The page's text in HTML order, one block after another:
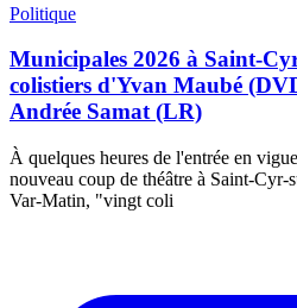
Politique
Municipales 2026 à Saint-
colistiers d'Yvan Maubé
Andrée Samat (LR)
À quelques heures de l'entrée en
nouveau coup de théâtre à Saint-
Var-Matin, "vingt coli